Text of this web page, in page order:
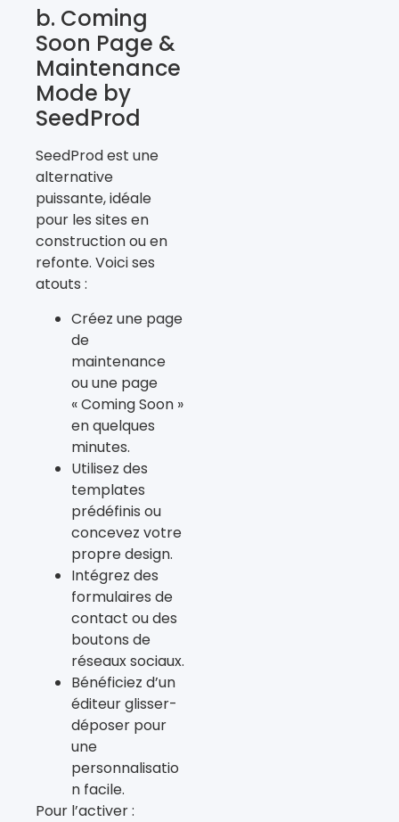
b. Coming
Soon Page &
Maintenance
Mode by
SeedProd
SeedProd est une
alternative
puissante, idéale
pour les sites en
construction ou en
refonte. Voici ses
atouts :
Créez une page
de
maintenance
ou une page
« Coming Soon »
en quelques
minutes.
Utilisez des
templates
prédéfinis ou
concevez votre
propre design.
Intégrez des
formulaires de
contact ou des
boutons de
réseaux sociaux.
Bénéficiez d’un
éditeur glisser-
déposer pour
une
personnalisatio
n facile.
Pour l’activer :